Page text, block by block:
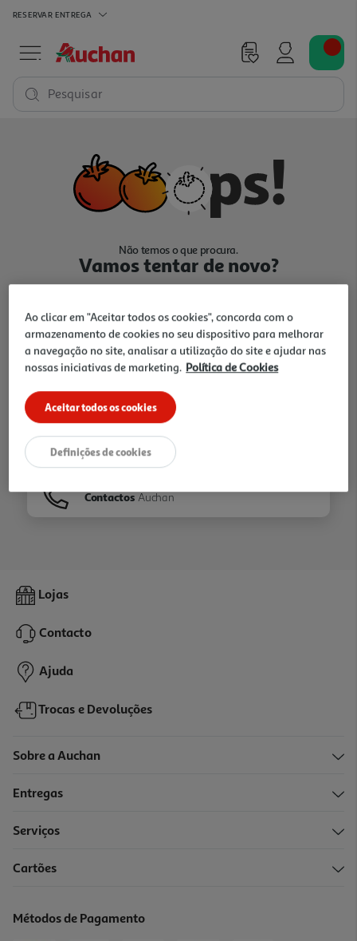
RESERVAR ENTREGA
Pesquisar
Não temos o que procura.
Vamos tentar de novo?
Ir para Homepage
Folhetos
Contactos Auchan
Lojas
Contacto
Ajuda
Trocas e Devoluções
Sobre a Auchan
Entregas
Serviços
Cartões
Métodos de Pagamento
Ao clicar em "Aceitar todos os cookies", concorda com o
armazenamento de cookies no seu dispositivo para melhorar
a navegação no site, analisar a utilização do site e ajudar nas
nossas iniciativas de marketing. Política de Cookies
Aceitar todos os cookies
Definições de cookies